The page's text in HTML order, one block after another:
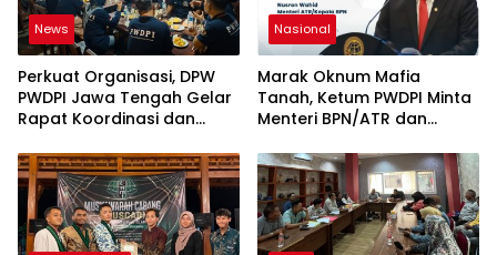
News
Perkuat Organisasi, DPW
PWDPI Jawa Tengah Gelar
Rapat Koordinasi dan
Pelantikan Pengurus Baru
Nasional
Marak Oknum Mafia
Tanah, Ketum PWDPI Minta
Menteri BPN/ATR dan
Karimun Kepri